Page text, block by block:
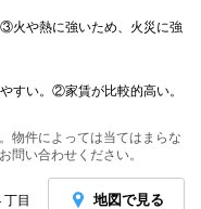
や熱に強いため、火災に強
すい。②家賃が比較的高い。
物件によっては当てはまらな
問い合わせください。
目 地図で見る